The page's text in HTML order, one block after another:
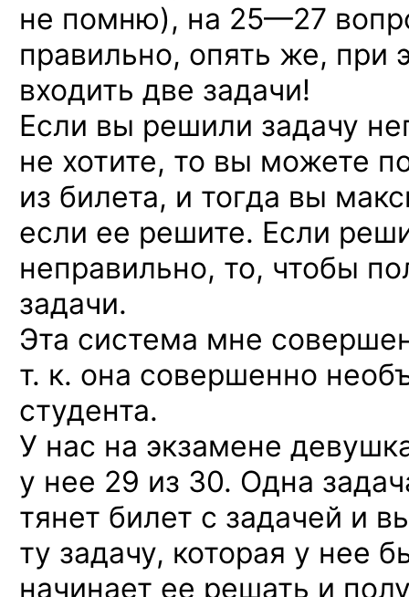
не помню), на 25—27
правильно, опять же, при
входить две задачи!
Если вы решили задачу
не хотите, то вы можете
из билета, и тогда вы
если ее решите. Если
неправильно, то, чтобы
задачи.
Эта система мне
т. к. она совершенно
студента.
У нас на экзамене
у нее 29 из 30. Одна
тянет билет с задачей и
ту задачу, которая у нее
начинает ее решать и